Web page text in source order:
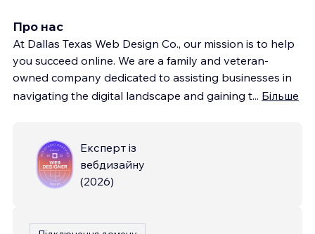
Про нас
At Dallas Texas Web Design Co., our mission is to help
you succeed online. We are a family and veteran-
owned company dedicated to assisting businesses in
navigating the digital landscape and gaining t... Більше
Експерт із
вебдизайну
(2026)